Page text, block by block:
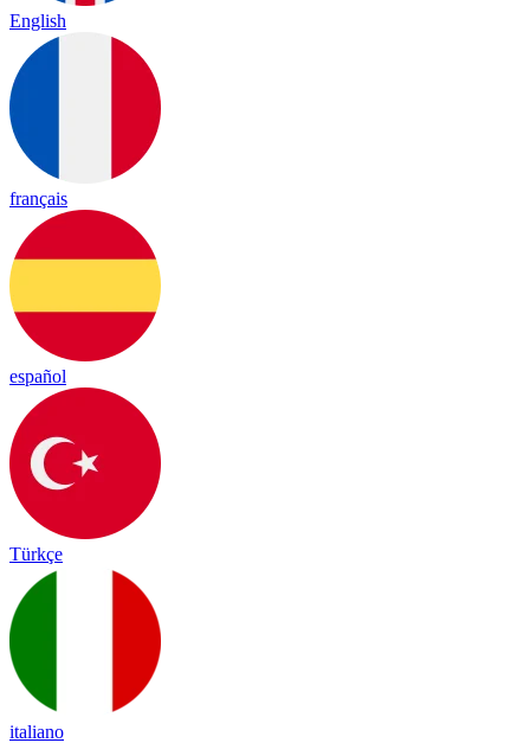
English
français
español
Türkçe
italiano